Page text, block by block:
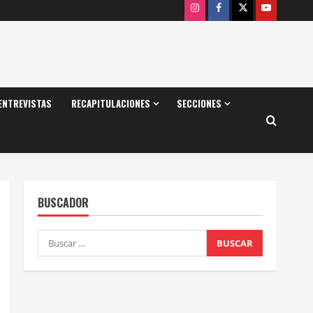
InstagramFacebook
X Youtube
RECAPITULACIONES SECCIONES
BUSCADOR
Buscar: